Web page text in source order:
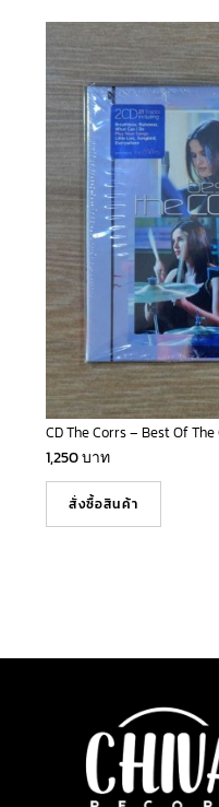
CD The Corrs – Best Of
1,250บาท
สั่งซื้อสินค้า